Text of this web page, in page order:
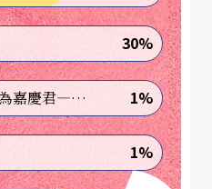
夥伴，這些夥伴可能是
構。他們通過合議的契
製作或以發展過程為主
過程，夥伴不僅僅是出
從無到有的整個生產過
30%
《轉生到異世界成為嘉慶君—發現我的祖先是詐騙集團!?》 1%
1%